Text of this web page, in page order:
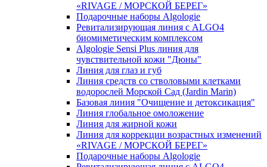
«RIVAGE / МОРСКОЙ БЕРЕГ»
Подарочные наборы Algologie
Ревитализирующая линия с ALGO4
биомиметическим комплексом
Algologie Sensi Plus линия для
чувcтвительной кожи "Дюны"
Линия для глаз и губ
Линия средств со стволовыми клетками
водорослей Морской Сад (Jardin Marin)
Базовая линия "Очищение и детоксикация"
Линия глобальное омоложение
Линия для жирной кожи
Линия для коррекции возрастных изменений
«RIVAGE / МОРСКОЙ БЕРЕГ»
Подарочные наборы Algologie